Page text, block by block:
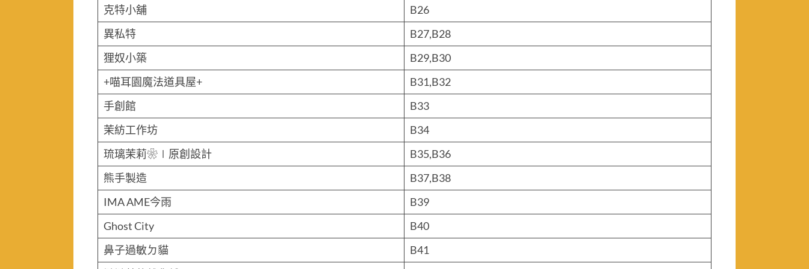
克特小舖
B26
異私特
B27,B28
狸奴小築
B29,B30
+喵耳園魔法道具屋+
B31,B32
手創館
B33
茉紡工作坊
B34
琉璃茉莉❀∣原創設計
B35,B36
熊手製造
B37,B38
IMA AME今雨
B39
Ghost City
B40
鼻子過敏ㄉ貓
B41